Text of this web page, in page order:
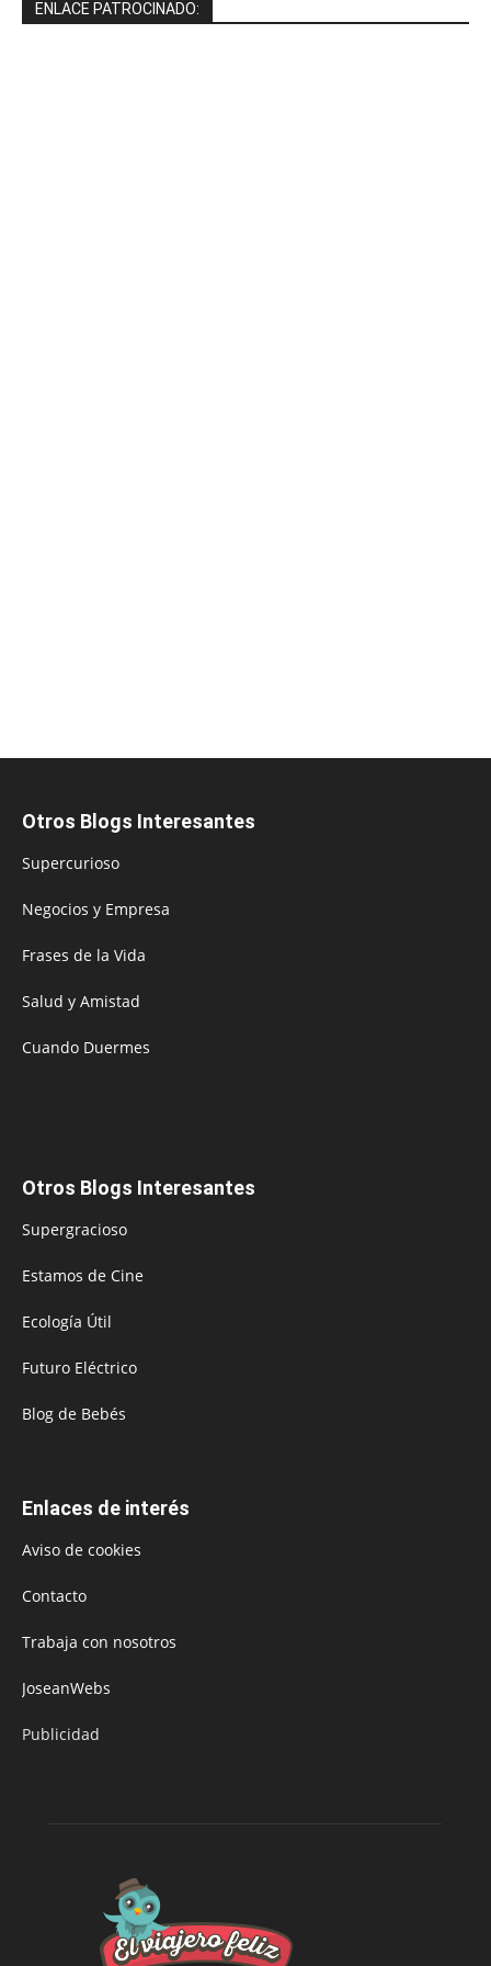
ENLACE PATROCINADO:
Otros Blogs Interesantes
Supercurioso
Negocios y Empresa
Frases de la Vida
Salud y Amistad
Cuando Duermes
Otros Blogs Interesantes
Supergracioso
Estamos de Cine
Ecología Útil
Futuro Eléctrico
Blog de Bebés
Enlaces de interés
Aviso de cookies
Contacto
Trabaja con nosotros
JoseanWebs
Publicidad